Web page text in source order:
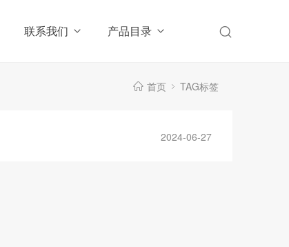
联系我们 产品目录
首页 TAG标签
2024-06-27